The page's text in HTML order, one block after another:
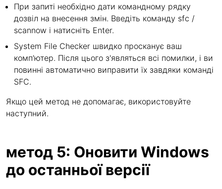
При запиті необхідно дати командному рядку
дозвіл на внесення змін. Введіть команду sfc /
scannow і натисніть Enter.
System File Checker швидко просканує ваш
комп'ютер. Після цього з'являться всі помилки, і ви
повинні автоматично виправити їх завдяки команді
SFC.
Якщо цей метод не допомагає, використовуйте
наступний.
метод 5: Оновити Windows
до останньої версії